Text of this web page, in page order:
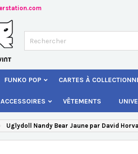
FUNKO POP CARTES À
ACCESSOIRES VÊTEMENTS
Uglydoll Nandy Bear Jaune par David
Ajouter à ma liste d'envies
Créer une nouvelle liste
Créer une liste d'envies
Nom de la liste d'envies
Connexion
Vous devez être connecté pour ajouter